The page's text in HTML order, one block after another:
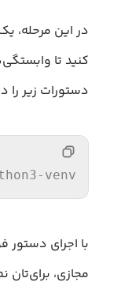
در این مرحله،
کنید تا
دستورات زیر را
venv
با اجرای دستور
مجازی،